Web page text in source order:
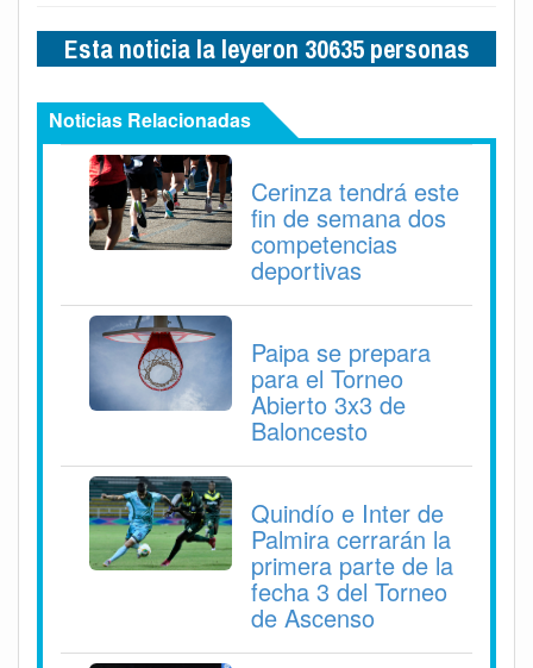
Esta noticia la leyeron 30635 personas
Noticias Relacionadas
Cerinza tendrá este
fin de semana dos
competencias
deportivas
Paipa se prepara
para el Torneo
Abierto 3x3 de
Baloncesto
Quindío e Inter de
Palmira cerrarán la
primera parte de la
fecha 3 del Torneo
de Ascenso